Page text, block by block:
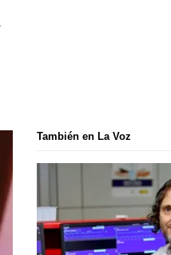
También en La Voz